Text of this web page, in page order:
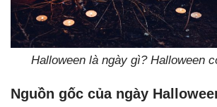
Halloween là ngày gì? Halloween
Nguồn gốc của ngày